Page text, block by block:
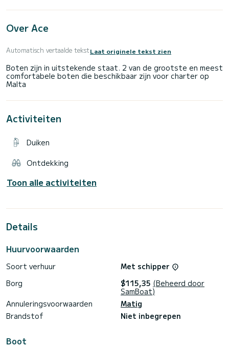
Over Ace
Automatisch vertaalde tekstLaat originele tekst zien
Boten zijn in uitstekende staat. 2 van de grootste en meest
comfortabele boten die beschikbaar zijn voor charter op
Activiteiten
Duiken
Ontdekking
Toon alle activiteiten
Details
Huurvoorwaarden
Soort verhuur
Met schipper
Borg
$115,35 (Beheerd door
SamBoat)
Annuleringsvoorwaarden
Matig
Brandstof
Niet inbegrepen
Boot